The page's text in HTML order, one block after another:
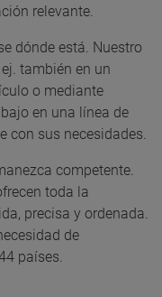
relevante.
dónde está. Nuestro
también en un
o mediante
en una línea de
con sus necesidades.
competente.
toda la
precisa y ordenada.
de
países.